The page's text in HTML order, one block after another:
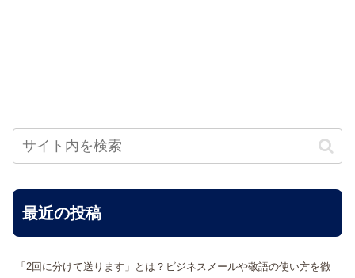
最近の投稿
「2回に分けて送ります」とは？ビジネスメールや敬語の使い方を徹